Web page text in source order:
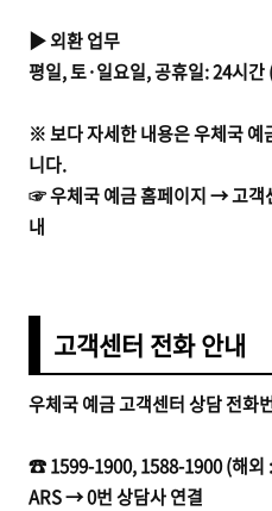
▶ 외환 업무
평일, 토·일요일, 공휴일: 24시
※ 보다 자세한 내용은 우체국 예
니다.
☞ 우체국 예금 홈페이지 → 고
내
고객센터 전화 안내
우체국 예금 고객센터 상담 전화
☎ 1599-1900, 1588-1900 (해
ARS → 0번 상담사 연결